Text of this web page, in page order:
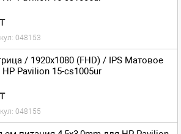
048153
/ 1920x1080 (FHD) / IPS Матовое
Pavilion 15-cs1005ur
048155